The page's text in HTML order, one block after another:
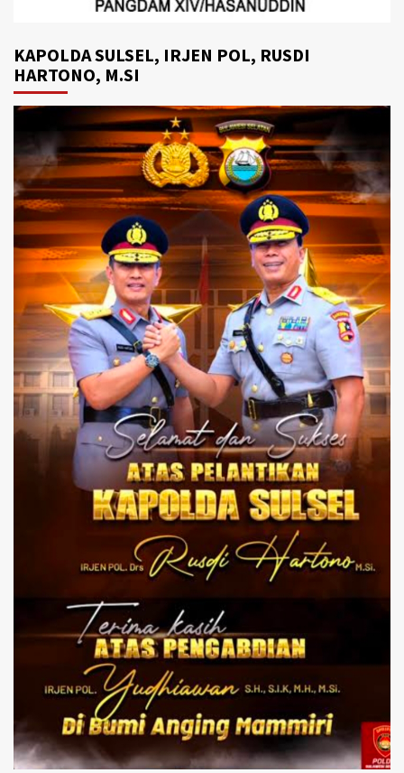
KAPOLDA SULSEL, IRJEN POL, RUSDI
HARTONO, M.SI